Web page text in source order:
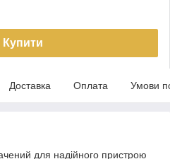
Купити
Доставка Оплата Умови
для надійного пристрою